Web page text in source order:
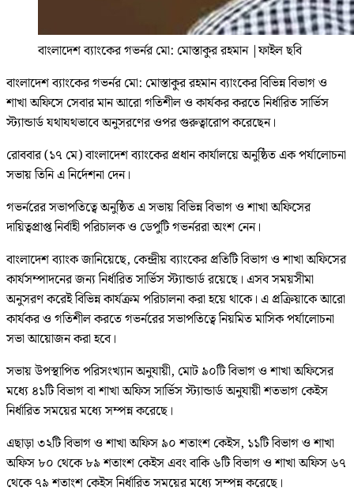
বাংলাদেশ ব্যাংকের গভর্নর মো: মোস্তাকুর রহমান |ফাইল ছবি
বাংলাদেশ ব্যাংকের গভর্নর মো: মোস্তাকুর রহমান ব্যাংকের বিভিন্ন বিভাগ ও
শাখা অফিসে সেবার মান আরো গতিশীল ও কার্যকর করতে নির্ধারিত সার্ভিস
স্ট্যান্ডার্ড যথাযথভাবে অনুসরণের ওপর গুরুত্বারোপ করেছেন।
রোববার (১৭ মে) বাংলাদেশ ব্যাংকের প্রধান কার্যালয়ে অনুষ্ঠিত এক পর্যালোচনা
সভায় তিনি এ নির্দেশনা দেন।
গভর্নরের সভাপতিত্বে অনুষ্ঠিত এ সভায় বিভিন্ন বিভাগ ও শাখা অফিসের
দায়িত্বপ্রাপ্ত নির্বাহী পরিচালক ও ডেপুটি গভর্নররা অংশ নেন।
বাংলাদেশ ব্যাংক জানিয়েছে, কেন্দ্রীয় ব্যাংকের প্রতিটি বিভাগ ও শাখা অফিসের
কার্যসম্পাদনের জন্য নির্ধারিত সার্ভিস স্ট্যান্ডার্ড রয়েছে। এসব সময়সীমা
অনুসরণ করেই বিভিন্ন কার্যক্রম পরিচালনা করা হয়ে থাকে। এ প্রক্রিয়াকে আরো
কার্যকর ও গতিশীল করতে গভর্নরের সভাপতিত্বে নিয়মিত মাসিক পর্যালোচনা
সভা আয়োজন করা হবে।
সভায় উপস্থাপিত পরিসংখ্যান অনুযায়ী, মোট ৯০টি বিভাগ ও শাখা অফিসের
মধ্যে ৪১টি বিভাগ বা শাখা অফিস সার্ভিস স্ট্যান্ডার্ড অনুযায়ী শতভাগ কেইস
নির্ধারিত সময়ের মধ্যে সম্পন্ন করেছে।
এছাড়া ৩২টি বিভাগ ও শাখা অফিস ৯০ শতাংশ কেইস, ১১টি বিভাগ ও শাখা
অফিস ৮০ থেকে ৮৯ শতাংশ কেইস এবং বাকি ৬টি বিভাগ ও শাখা অফিস ৬৭
থেকে ৭৯ শতাংশ কেইস নির্ধারিত সময়ের মধ্যে সম্পন্ন করেছে।